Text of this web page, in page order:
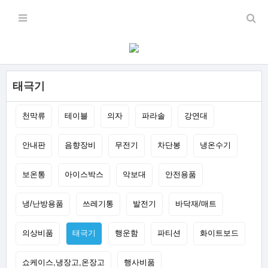
태극기
천막류 테이블 의자 파라솔 강연대
안내판 음향장비 무전기 차단봉 냉온수기
보온통 아이스박스 악보대 안전용품
냉/난방용품 쓰레기통 발전기 바닥재/매트
의상비품 태극기 행운함 파티션 화이트보드
쇼케이스,냉장고,온장고 행사비품